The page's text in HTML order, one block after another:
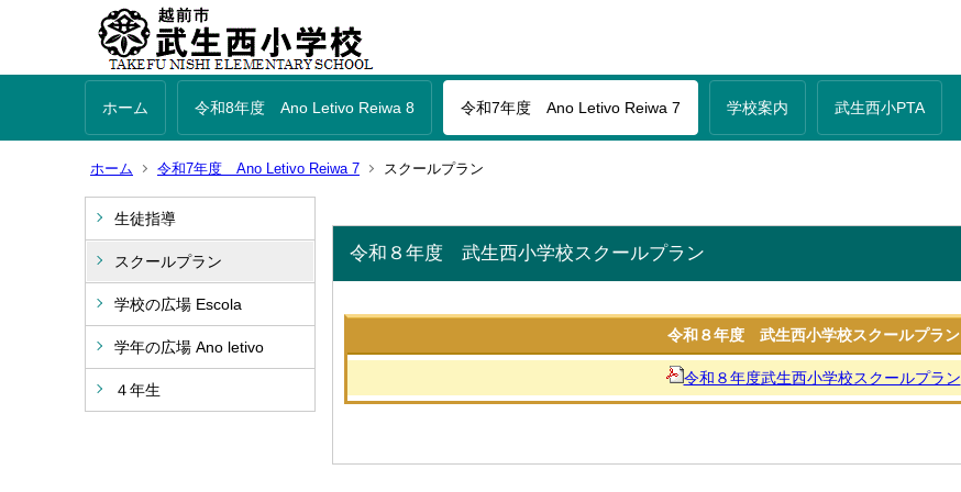
ホーム 令和8年度 Ano Letivo Reiwa 8 令和7年度 Ano Letivo Reiwa 7 学校案内 武生西小PTA
ホーム 令和7年度 Ano Letivo Reiwa 7 スクールプラン
生徒指導
スクールプラン
学校の広場 Escola
学年の広場 Ano letivo
４年生
令和８年度 武生西小学校スクールプラン
令和８年度 武生西小学校スクールプラン
令和８年度武生西小学校スクールプラン